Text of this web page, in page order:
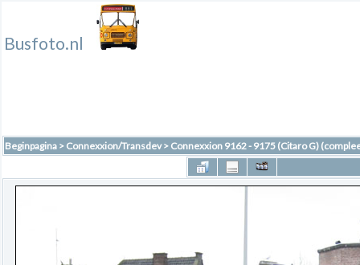
Busfoto.nl
Beginpagina > Connexxion/Transdev> Connexxion 9162 - 9175 (Citaro G)